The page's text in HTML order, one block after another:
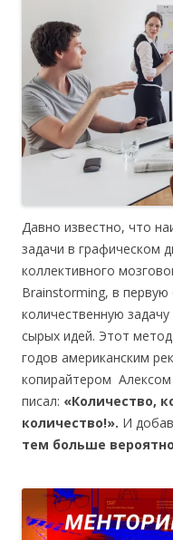
Давно известно, что
задачи в графическом
коллективного
Brainstorming, в
количественную
сырых идей. Этот
годов американским
копирайтером
писал: «Количество,
количество!». И
тем больше